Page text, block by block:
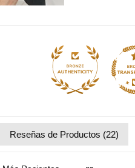
Reseñas de Productos (22)